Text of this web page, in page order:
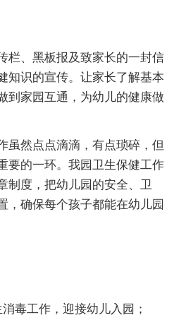
栏、黑板报及致家长的一封信
知识的宣传。让家长了解基本
到家园互通，为幼儿的健康做
虽然点点滴滴，有点琐碎，但
要的一环。我园卫生保健工作
制度，把幼儿园的安全、卫
，确保每个孩子都能在幼儿园
毒工作，迎接幼儿入园；